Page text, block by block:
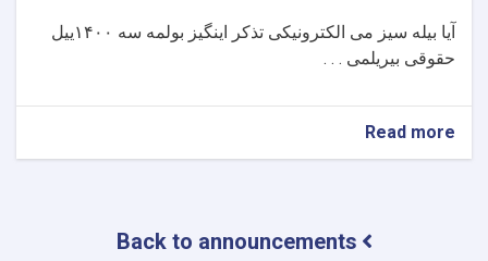
آیا بیله سیز می الکترونیکی تذکر اینگیز بولمه سه ۱۴۰۰ییل
حقوقی بیریلمی . . .
Read more
حورمتلی
و Back to announcements